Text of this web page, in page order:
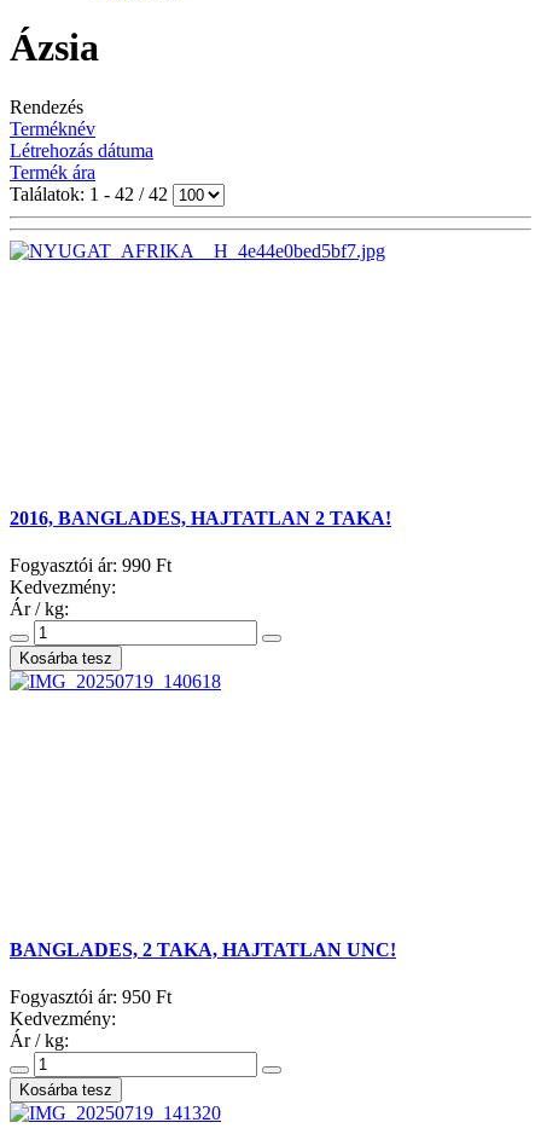
Ázsia
Rendezés
Terméknév
Létrehozás dátuma
Termék ára
Találatok: 1 - 42 / 42
2016, BANGLADES, HAJTATLAN 2 TAKA!
Fogyasztói ár: 990 Ft
Kedvezmény:
Ár / kg:
BANGLADES, 2 TAKA, HAJTATLAN UNC!
Fogyasztói ár: 950 Ft
Kedvezmény:
Ár / kg: